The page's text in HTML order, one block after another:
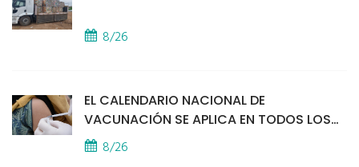
8/26
EL CALENDARIO NACIONAL DE
VACUNACIÓN SE APLICA EN TODOS LOS
CAPS
8/26